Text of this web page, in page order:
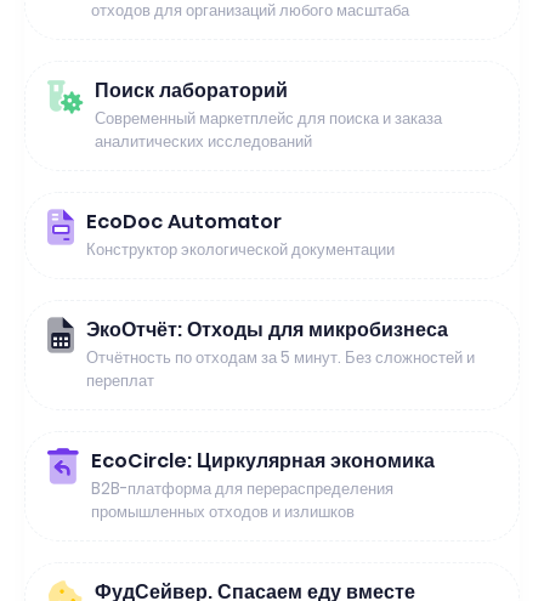
отходов для организаций любого масштаба
Поиск лабораторий
Современный маркетплейс для поиска и заказа
аналитических исследований
EcoDoc Automator
Конструктор экологической документации
ЭкоОтчёт: Отходы для микробизнеса
Отчётность по отходам за 5 минут. Без сложностей и
переплат
EcoCircle: Циркулярная экономика
B2B-платформа для перераспределения
промышленных отходов и излишков
ФудСейвер. Спасаем еду вместе